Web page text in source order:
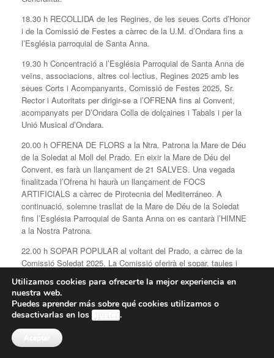
18.30 h RECOLLIDA de les Regines, de les seues Corts d’Honor
i de la Comissió de Festes a càrrec de la U.M. d’Ondara fins a
l’Església parroquial de Santa Anna.
19.30 h Concentració a l’Església Parroquial de Santa Anna de
veïns, associacions, altres col·lectius, Regines 2025 amb les
seues Corts i Acompanyants, Comissió de Festes 2025, Sr.
Rector i Autoritats per dirigir-se a l’OFRENA fins al Convent,
acompanyats per D’Ondara Colla de dolçaines i Tabals i per la
Unió Musical d’Ondara.
20.00 h OFRENA DE FLORS a la Ntra. Patrona la Mare de Déu
de la Soledat al Moll del Prado. En eixir la Mare de Déu del
Convent, es farà un llançament de 21 SALVES. Una vegada
finalitzada l’Ofrena hi haurà un llançament de FOCS
ARTIFICIALS a càrrec de Pirotecnia del Mediterráneo. A
continuació, solemne trasllat de la Mare de Déu de la Soledat
fins l’Església Parroquial de Santa Anna on es cantarà l’HIMNE
a la Nostra Patrona.
22.00 h SOPAR POPULAR al voltant del Prado, a càrrec de la
Comissió Soledat 2025. La Comissió oferirà el sopar, taules i
Caldrà adquirir els tiquets de manera anticipada, el dimarts 1 de
juliol al Saló Parroquial, en horari de 19 a 21h.
00:00 h REVETLLA a càrrec de l’orquestra SEVEN CRASHERS,
pels voltants del Prado.
Utilizamos cookies para ofrecerte la mejor experiencia en
nuestra web.
Puedes aprender más sobre qué cookies utilizamos o
desactivarlas en los ajustes.